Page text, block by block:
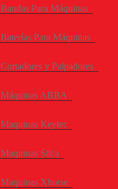
Bandas Para Máquinas
Baterías Para Máquinas
Cortadores y Palpadores
Máquinas ABBA
Maquinas Keytec
Maquinas Silca
Maquinas Xhorse